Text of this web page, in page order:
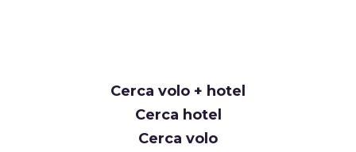
Cerca volo + hotel
Cerca hotel
Cerca volo